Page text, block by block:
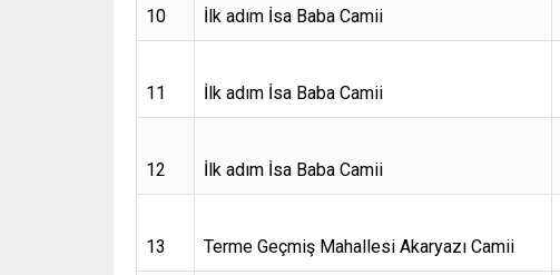
10 İlk adım İsa Baba Camii
11 İlk adım İsa Baba Camii
12 İlk adım İsa Baba Camii
13 Terme Geçmiş Mahallesi Akaryazı Camii